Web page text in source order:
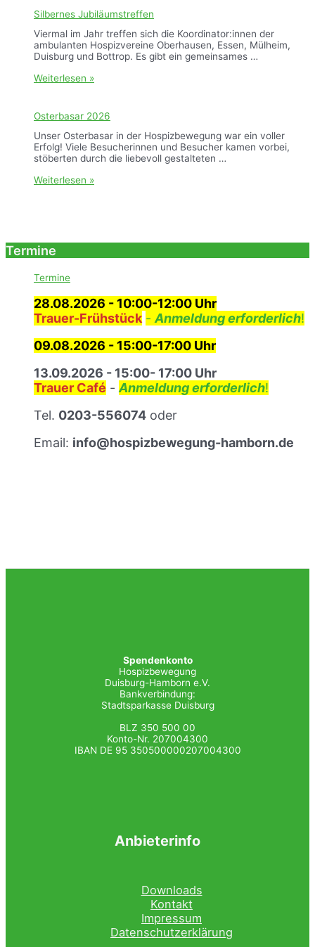
A
n
d
e
r
b
l
i
a
t
i
C
e
i
m
I
s
a
Silbernes Jubiläumstreffen
Viermal im Jahr treffen sich die Koordinator:innen der
ambulanten Hospizvereine Oberhausen, Essen, Mülheim,
Duisburg und Bottrop. Es gibt ein gemeinsames …
S
b
e
r
n
e
J
u
m
t
e
f
f
e
n
Weiterlesen »
Osterbasar 2026
Unser Osterbasar in der Hospizbewegung war ein voller
Erfolg! Viele Besucherinnen und Besucher kamen vorbei,
stöberten durch die liebevoll gestalteten …
O
a
s
r
0
2
6
Weiterlesen »
Termine
Termine
28.08.2026 - 10:00-12:00 Uhr
Trauer-Frühstück -Anmeldung erforderlich!
09.08.2026 - 15:00-17:00 Uhr
13.09.2026 - 15:00- 17:00 Uhr
Trauer Café -Anmeldung erforderlich!
Tel. 0203-556074 oder
Email: info@hospizbewegung-hamborn.de
Spendenkonto
Hospizbewegung
Duisburg-Hamborn e.V.
Bankverbindung:
Stadtsparkasse Duisburg
BLZ 350 500 00
Konto-Nr. 207004300
IBAN DE 95 350500000207004300
Anbieterinfo
Downloads
Kontakt
Impressum
Datenschutzerklärung